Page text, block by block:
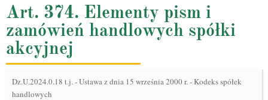
Art. 374. Elementy pism i
zamówień handlowych spółki
akcyjnej
Dz.U.2024.0.18 t.j.-Ustawa z dnia 15 września 2000 r. - Kodeks spółek
handlowych